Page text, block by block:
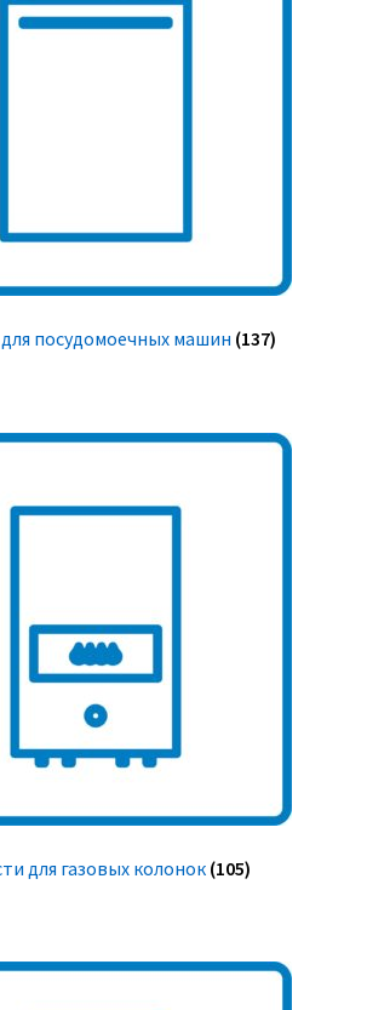
посудомоечных машин (137)
для газовых колонок (105)